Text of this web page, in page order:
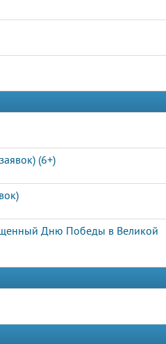
(6+)
Дню Победы в Великой